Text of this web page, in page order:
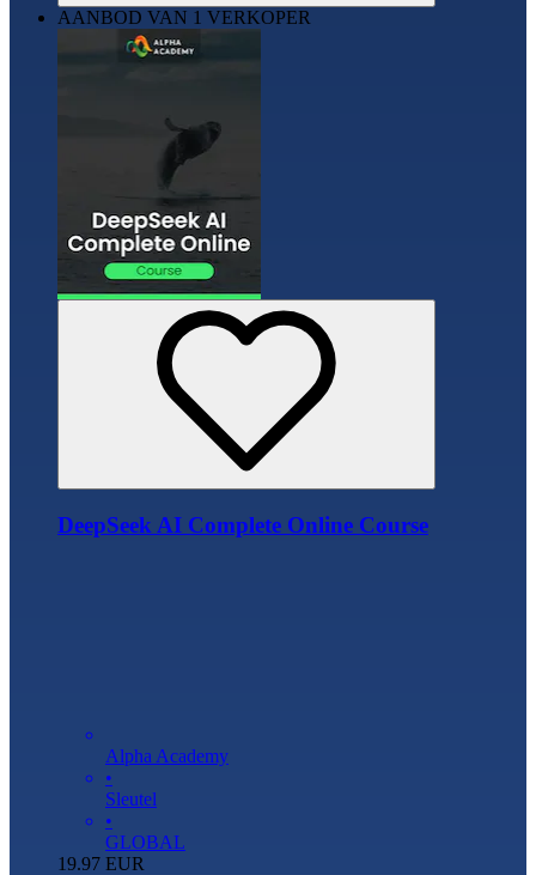
AANBOD VAN 1 VERKOPER
DeepSeek AI Complete Online Course
Alpha Academy
•
Sleutel
•
GLOBAL
19.97 EUR